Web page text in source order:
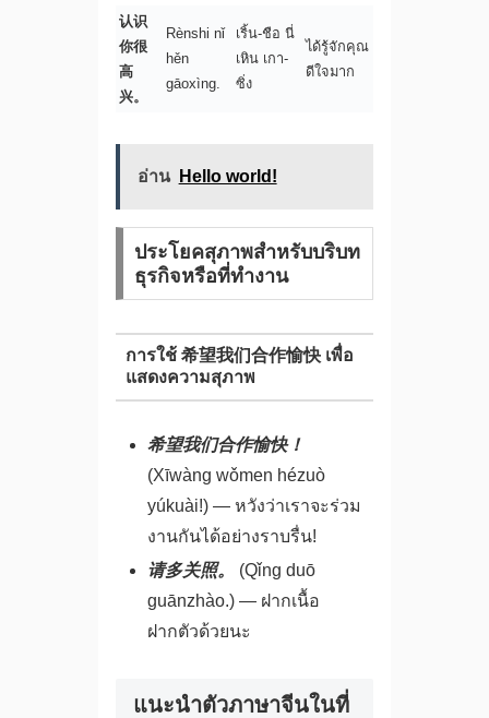
认识
你很
高
兴。
Rènshi nǐ
hěn
gāoxìng.
เริ้น-ชือ นี่
เหิน เกา-
ซิ่ง
ได้รู้จักคุณ
ดีใจมาก
อ่าน Hello world!
ประโยคสุภาพสำหรับบริบท
ธุรกิจหรือที่ทำงาน
การใช้ 希望我们合作愉快 เพื่อ
แสดงความสุภาพ
希望我们合作愉快！
(Xīwàng wǒmen hézuò
yúkuài!) — หวังว่าเราจะร่วม
งานกันได้อย่างราบรื่น!
请多关照。
(Qǐng duō
guānzhào.) — ฝากเนื้อ
ฝากตัวด้วยนะ
แนะนำตัวภาษาจีนในที่